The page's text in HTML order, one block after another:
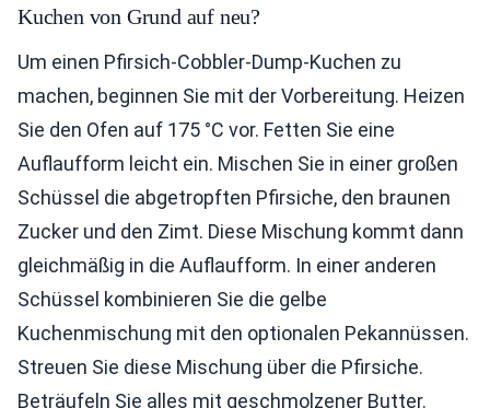
Kuchen von Grund auf neu?
Um einen Pfirsich-Cobbler-Dump-Kuchen zu
machen, beginnen Sie mit der Vorbereitung. Heizen
Sie den Ofen auf 175 °C vor. Fetten Sie eine
Auflaufform leicht ein. Mischen Sie in einer großen
Schüssel die abgetropften Pfirsiche, den braunen
Zucker und den Zimt. Diese Mischung kommt dann
gleichmäßig in die Auflaufform. In einer anderen
Schüssel kombinieren Sie die gelbe
Kuchenmischung mit den optionalen Pekannüssen.
Streuen Sie diese Mischung über die Pfirsiche.
Beträufeln Sie alles mit geschmolzener Butter.